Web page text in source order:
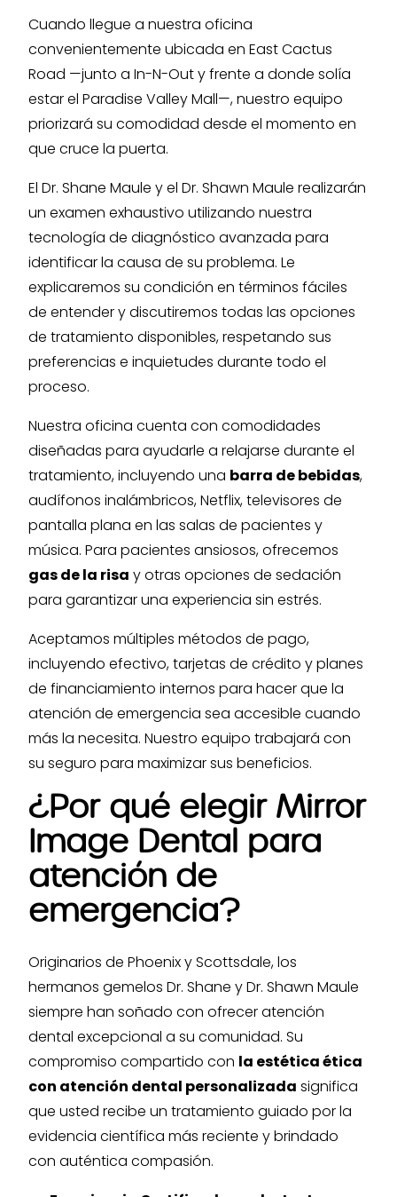
Cuando llegue a nuestra oficina
convenientemente ubicada en East Cactus
Road —junto a In-N-Out y frente a donde solía
estar el Paradise Valley Mall—, nuestro equipo
priorizará su comodidad desde el momento en
que cruce la puerta.
El Dr. Shane Maule y el Dr. Shawn Maule realizarán
un examen exhaustivo utilizando nuestra
tecnología de diagnóstico avanzada para
identificar la causa de su problema. Le
explicaremos su condición en términos fáciles
de entender y discutiremos todas las opciones
de tratamiento disponibles, respetando sus
preferencias e inquietudes durante todo el
proceso.
Nuestra oficina cuenta con comodidades
diseñadas para ayudarle a relajarse durante el
tratamiento, incluyendo una barra de bebidas,
audífonos inalámbricos, Netflix, televisores de
pantalla plana en las salas de pacientes y
música. Para pacientes ansiosos, ofrecemos
gas de la risa y otras opciones de sedación
para garantizar una experiencia sin estrés.
Aceptamos múltiples métodos de pago,
incluyendo efectivo, tarjetas de crédito y planes
de financiamiento internos para hacer que la
atención de emergencia sea accesible cuando
más la necesita. Nuestro equipo trabajará con
su seguro para maximizar sus beneficios.
¿Por qué elegir Mirror
Image Dental para
atención de
emergencia?
Originarios de Phoenix y Scottsdale, los
hermanos gemelos Dr. Shane y Dr. Shawn Maule
siempre han soñado con ofrecer atención
dental excepcional a su comunidad. Su
compromiso compartido con la estética ética
con atención dental personalizada significa
que usted recibe un tratamiento guiado por la
evidencia científica más reciente y brindado
con auténtica compasión.